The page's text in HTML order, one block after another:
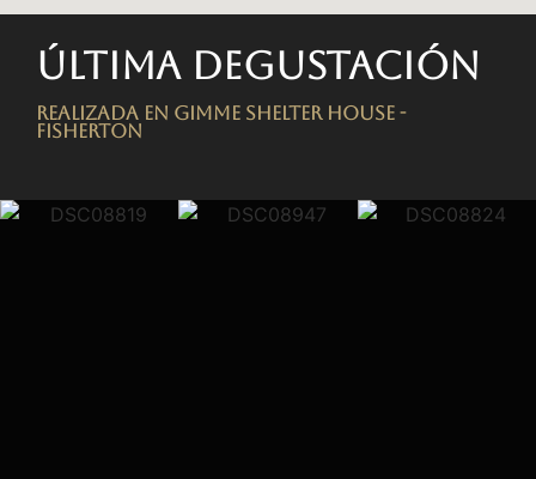
Última degustación
Realizada en Gimme Shelter House -
FISHERTON